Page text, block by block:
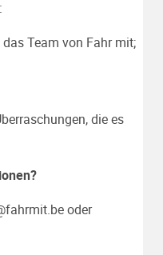
Team von Fahr mit;
die es
oder